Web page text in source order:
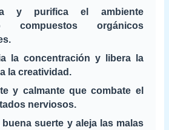
y purifica el ambiente
compuestos orgánicos
la concentración y libera la
la creatividad.
y calmante que combate el
nerviosos.
buena suerte y aleja las malas